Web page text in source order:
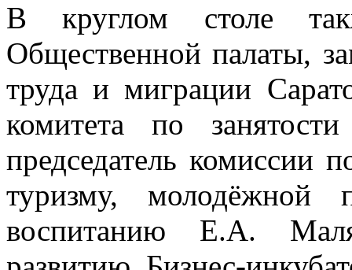
В круглом столе
Общественной палаты,
труда и миграции
комитета по
председатель комиссии
туризму, молодёжной
воспитанию Е.А.